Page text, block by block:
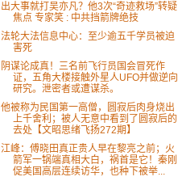
出大事就打吴亦凡？他3次“奇迹救场”转疑
焦点 专家笑 : 中共挡箭牌绝技
法轮大法信息中心：至少逾五千学员被迫
害死
阴谋论成真！三名前飞行员国会冒死作
证，五角大楼接触外星人UFO并做逆向
研究。泄密者或遭谋杀。
他被称为民国第一高僧，圆寂后肉身烧出
上千舍利；被人无意中看到了圆寂后的
去处【文昭思绪飞扬272期】
江峰：傅晓田真正贵人早在黎亮之前；火
箭军一锅端真相大白，祸首是它！秦刚
促美国高层连续访华，也种下被举...